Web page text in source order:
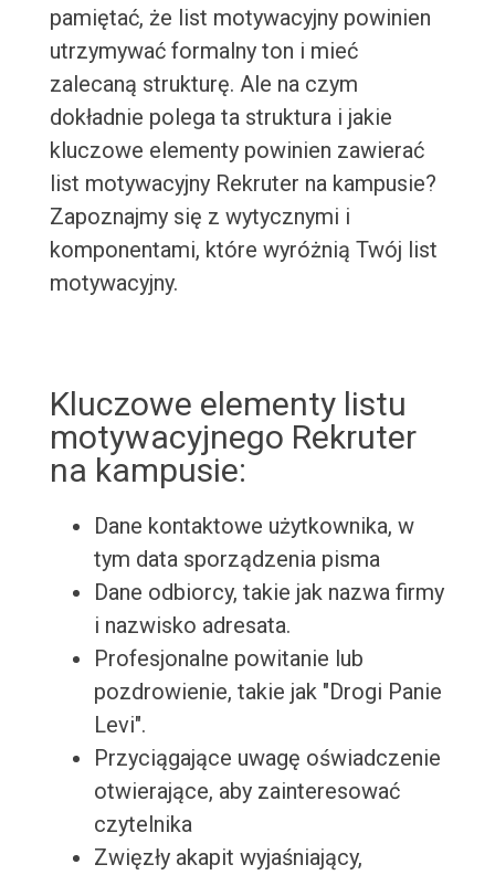
pamiętać, że list motywacyjny powinien
utrzymywać formalny ton i mieć
zalecaną strukturę. Ale na czym
dokładnie polega ta struktura i jakie
kluczowe elementy powinien zawierać
list motywacyjny Rekruter na kampusie?
Zapoznajmy się z wytycznymi i
komponentami, które wyróżnią Twój list
motywacyjny.
Kluczowe elementy listu
motywacyjnego Rekruter
na kampusie:
Dane kontaktowe użytkownika, w
tym data sporządzenia pisma
Dane odbiorcy, takie jak nazwa firmy
i nazwisko adresata.
Profesjonalne powitanie lub
pozdrowienie, takie jak "Drogi Panie
Levi".
Przyciągające uwagę oświadczenie
otwierające, aby zainteresować
czytelnika
Zwięzły akapit wyjaśniający,